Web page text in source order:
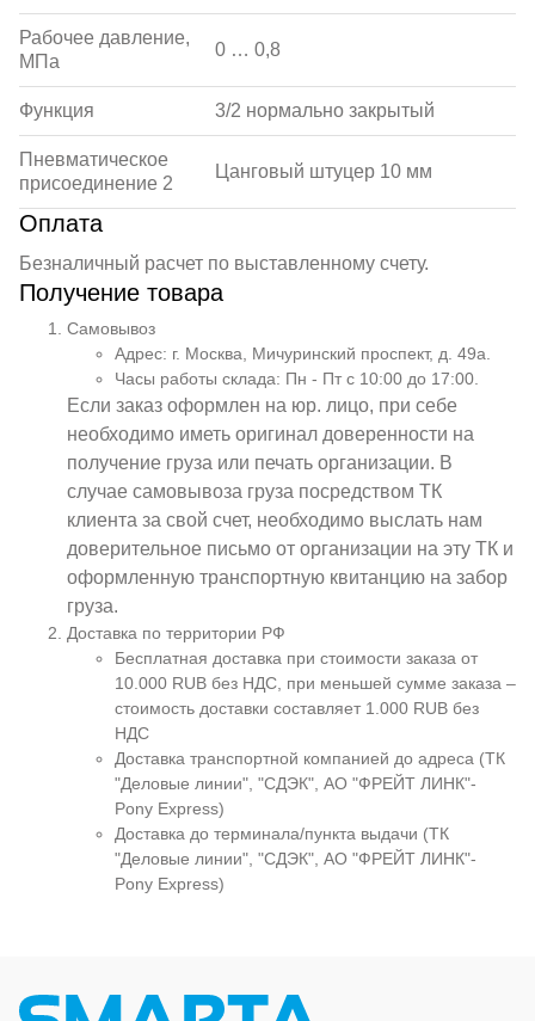
Рабочее давление,
МПа
0 … 0,8
Функция 3/2 нормально закрытый
Пневматическое
присоединение 2
Цанговый штуцер 10 мм
Оплата
Безналичный расчет по выставленному счету.
Получение товара
Самовывоз
Адрес: г. Москва, Мичуринский проспект, д. 49а.
Часы работы склада: Пн - Пт с 10:00 до 17:00.
Если заказ оформлен на юр. лицо, при себе
необходимо иметь оригинал доверенности на
получение груза или печать организации. В
случае самовывоза груза посредством ТК
клиента за свой счет, необходимо выслать нам
доверительное письмо от организации на эту ТК и
оформленную транспортную квитанцию на забор
груза.
Доставка по территории РФ
Бесплатная доставка при стоимости заказа от
10.000 RUB без НДС, при меньшей сумме заказа –
стоимость доставки составляет 1.000 RUB без
НДС
Доставка транспортной компанией до адреса (ТК
"Деловые линии", "СДЭК", АО "ФРЕЙТ ЛИНК"-
Pony Express)
Доставка до терминала/пункта выдачи (ТК
"Деловые линии", "СДЭК", АО "ФРЕЙТ ЛИНК"-
Pony Express)